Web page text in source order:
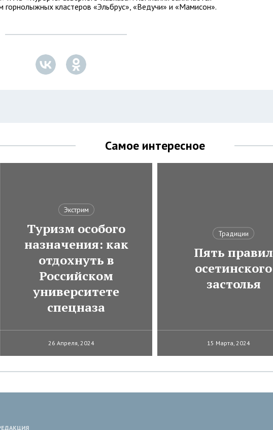
горнолыжных кластеров «Эльбрус», «Ведучи» и «Мамисон».
Самое интересное
Экстрим
Туризм особого
назначения: как
отдохнуть в
Российском
университете
спецназа
26 Апреля, 2024
Традиции
Пять правил
осетинского
застолья
15 Марта, 2024